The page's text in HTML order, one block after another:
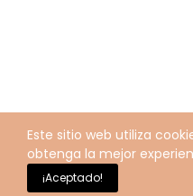
Este sitio web utiliza
obtenga la mejor
¡Aceptado!